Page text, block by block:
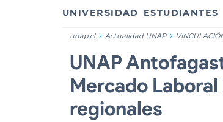
UNIVERSIDAD ESTUDIANTES
unap.cl Actualidad UNAP
UNAP
Mercado
regionales